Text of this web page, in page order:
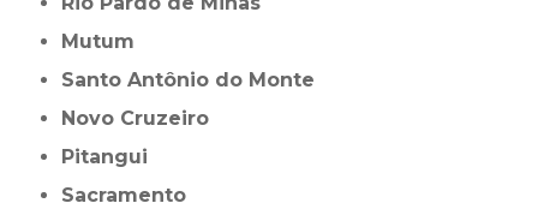
Mutum
Santo Antônio do Monte
Novo Cruzeiro
Pitangui
Sacramento